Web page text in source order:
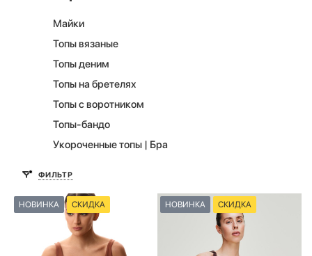
Майки
Топы вязаные
Топы деним
Топы на бретелях
Топы с воротником
Топы-бандо
Укороченные топы | Бра
ФИЛЬТР
НОВИНКА СКИДКА НОВИНКА СКИДКА